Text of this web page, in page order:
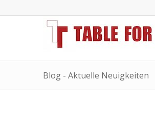
Blog - Aktuelle Neuigkeiten